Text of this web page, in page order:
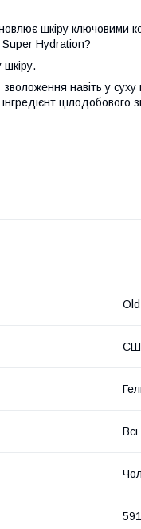
шкіру ключовими
Hydration?
шкіру.
зволоження навіть у